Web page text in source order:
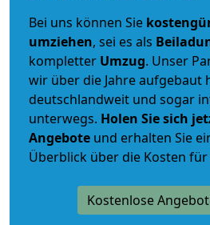
Bei uns können Sie
umziehen, sei es als
kompletter Umzug. Unser
wir über die Jahre aufgebaut
deutschlandweit und sogar
unterwegs. Holen Sie sich
Angebote und erhalten Sie
Überblick über die Kosten
Kostenlose